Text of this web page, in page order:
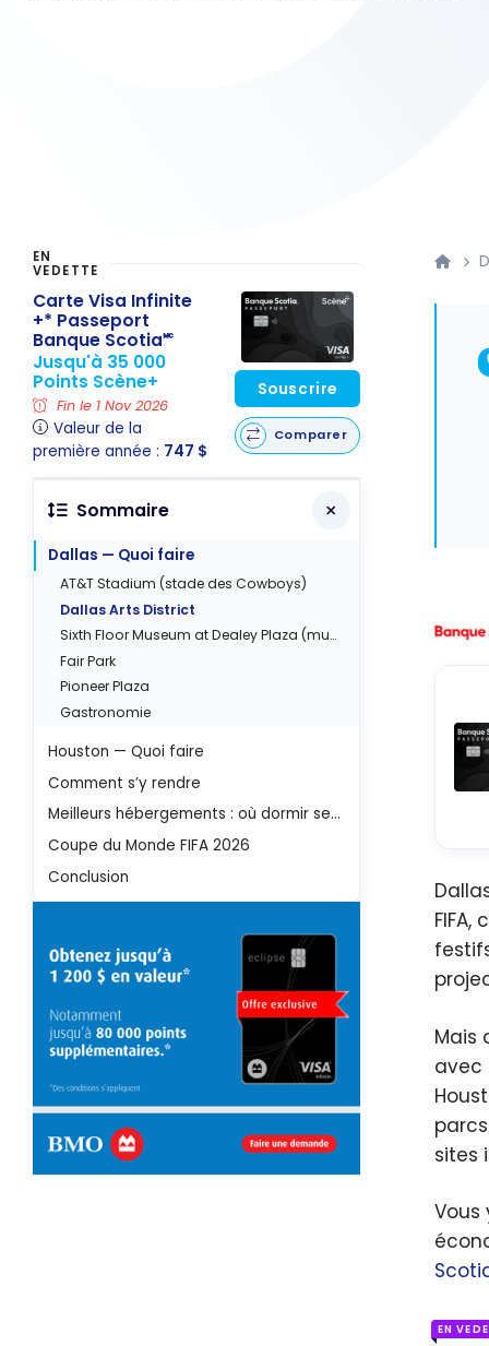
Mais
avec
sites
Vous
EN
EN
VEDETTE
Carte Visa Infinite
+* Passeport
Banque Scotia🅪
Jusqu'à 35 000
Points Scène+
Fin le 1 Nov 2026
Valeur de la
première année : 747 $
Souscrire
Comparer
Sommaire
Dallas — Quoi faire
AT&T Stadium (stade des Cowboys)
Dallas Arts District
Sixth Floor Museum at Dealey Plaza (musée JFK)
Fair Park
Pioneer Plaza
Gastronomie
Houston — Quoi faire
Comment s’y rendre
Meilleurs hébergements : où dormir selon votre budget
Coupe du Monde FIFA 2026
Conclusion